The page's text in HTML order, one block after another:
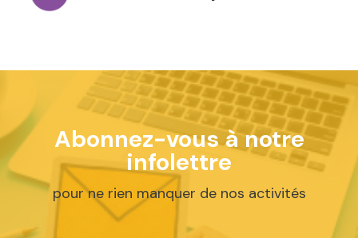
Abonnez-vous à notre
infolettre
pour ne rien manquer de nos activités